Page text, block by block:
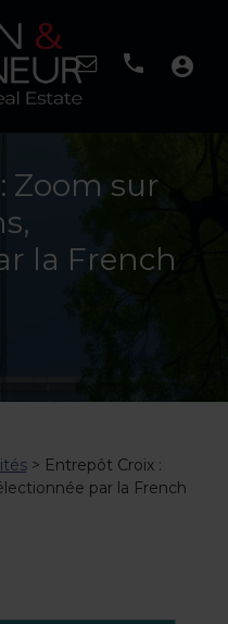
account_circle
Zoom sur
la French
> Entrepôt Croix :
par la French